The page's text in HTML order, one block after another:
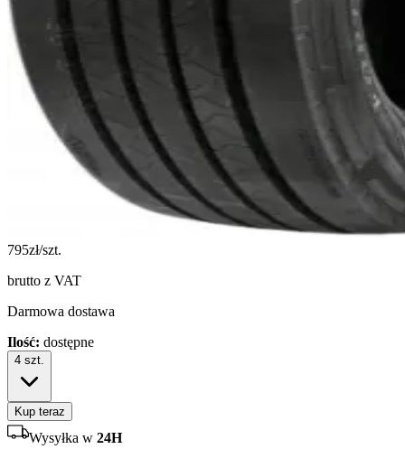
795zł/szt.
brutto z VAT
Darmowa dostawa
Ilość: dostępne
4 szt.
Kup teraz
Wysyłka w 24H